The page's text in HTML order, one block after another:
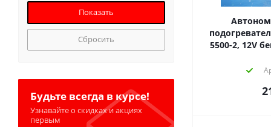
5500-2, 12V
Сбросить
Будьте всегда в курсе!
Узнавайте о скидках и акциях
первым